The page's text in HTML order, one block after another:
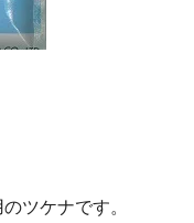
ツケナです。